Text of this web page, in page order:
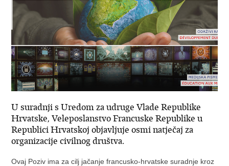
U suradnji s Uredom za udruge Vlade Republike
Hrvatske, Veleposlanstvo Francuske Republike u
Republici Hrvatskoj objavljuje osmi natječaj za
organizacije civilnog društva.
Ovaj Poziv ima za cilj jačanje francusko-hrvatske suradnje kroz